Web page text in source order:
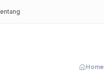
Home